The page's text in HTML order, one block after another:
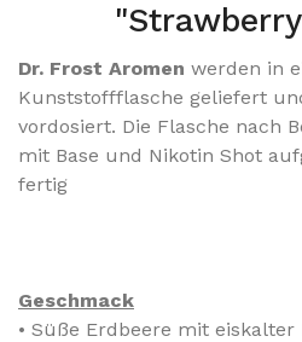
Dr. Frost Aromen werden in
Kunststoffflasche geliefert
vordosiert. Die Flasche nach
mit Base und Nikotin Shot
fertig
Geschmack
• Süße Erdbeere mit eiskalter